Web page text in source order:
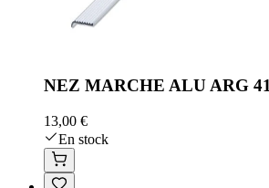
NEZ MARCHE ALU ARG
13,00 €
En stock